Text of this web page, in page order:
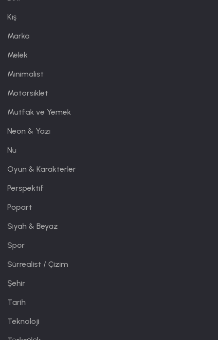
Kış
Marka
Melek
Minimalist
Motorsiklet
Mutfak ve Yemek
Neon & Yazı
Nu
Oyun & Karakterler
Perspektif
Popart
Siyah & Beyaz
Spor
Sürrealist / Çizim
Şehir
Tarih
Teknoloji